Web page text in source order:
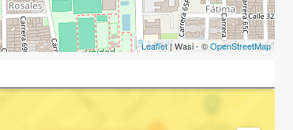
Leaflet| Wasi - ©OpenStreetMap